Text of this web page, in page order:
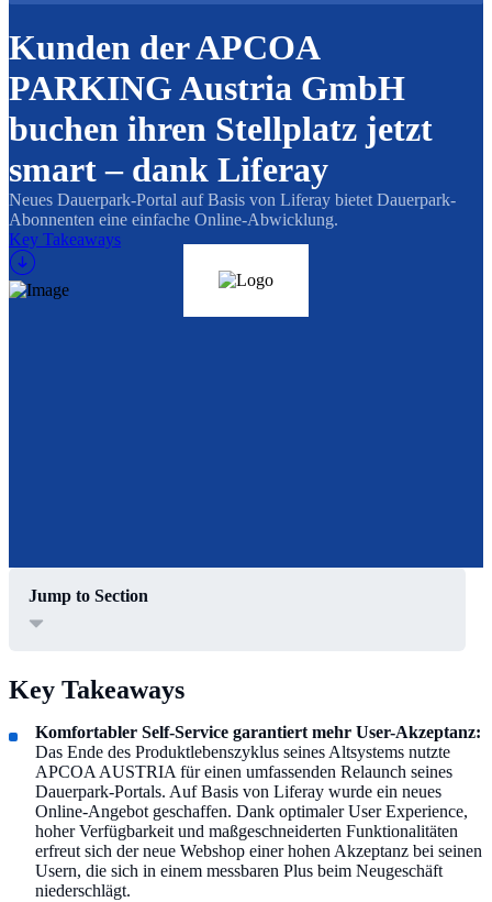
Kunden der APCOA
PARKING Austria GmbH
buchen ihren Stellplatz jetzt
smart – dank Liferay
Neues Dauerpark-Portal auf Basis von Liferay bietet Dauerpark-
Abonnenten eine einfache Online-Abwicklung.
Key Takeaways
Jump to Section
Key Takeaways
Komfortabler Self-Service garantiert mehr User-Akzeptanz:
Das Ende des Produktlebenszyklus seines Altsystems nutzte
APCOA AUSTRIA für einen umfassenden Relaunch seines
Dauerpark-Portals. Auf Basis von Liferay wurde ein neues
Online-Angebot geschaffen. Dank optimaler User Experience,
hoher Verfügbarkeit und maßgeschneiderten Funktionalitäten
erfreut sich der neue Webshop einer hohen Akzeptanz bei seinen
Usern, die sich in einem messbaren Plus beim Neugeschäft
niederschlägt.